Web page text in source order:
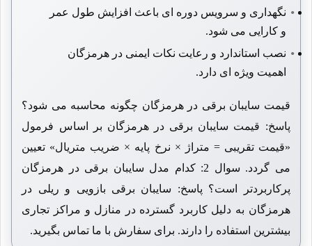
نگهداری و سرویس دوره ای باعث افزایش طول عمر
و کارایی می شود.
نصب استاندارد و رعایت نکات ایمنی در هرمزگان
اهمیت ویژه ای دارد.
قیمت سایبان برقی در هرمزگان چگونه محاسبه می شود؟
پاسخ: قیمت سایبان برقی در هرمزگان بر اساس فرمول
«قیمت تقریبی = متراژ × نرخ پایه × ضریب متریال» تعیین
می گردد. سوال 2: کدام مدل سایبان برقی در هرمزگان
پرکاربردتر است؟ پاسخ: سایبان برقی بازویی و ریلی در
هرمزگان به دلیل کاربرد گسترده در منازل و مراکز تجاری
بیشترین استفاده را دارند. برای سفارش با ما تماس بگیرید.